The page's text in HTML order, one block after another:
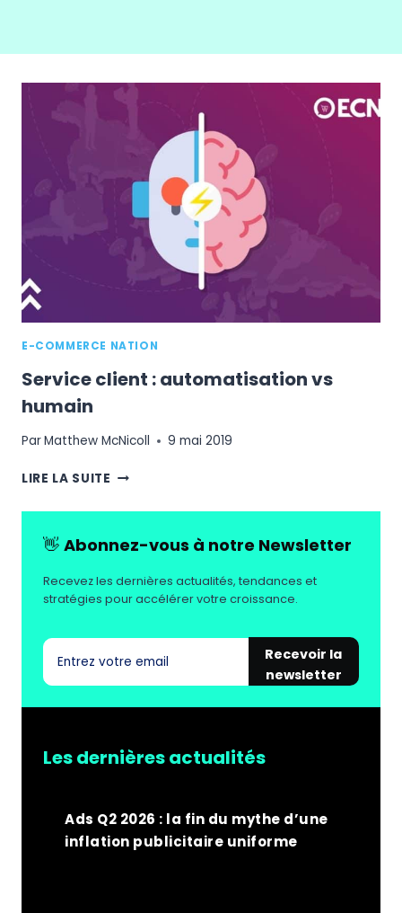
E-COMMERCE NATION
Service client : automatisation vs
humain
ParMatthew McNicoll 9 mai 2019
LIRE LA SUITE SERVICE
:
VS
👋 Abonnez-vous à notre Newsletter
Recevez les dernières actualités, tendances et
stratégies pour accélérer votre croissance.
Recevoir la
newsletter
Les dernières actualités
Ads Q2 2026 : la fin du mythe d’une
inflation publicitaire uniforme